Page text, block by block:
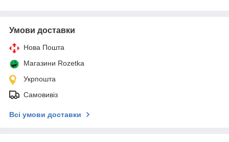
Умови доставки
Нова Пошта
Магазини Rozetka
Укрпошта
Самовивіз
Всі умови доставки